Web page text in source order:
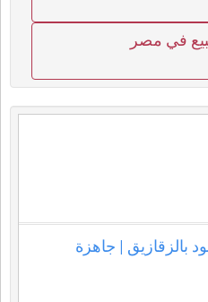
في مصر
أكسنت 2008 أسود بالزقازيق | جاهزة